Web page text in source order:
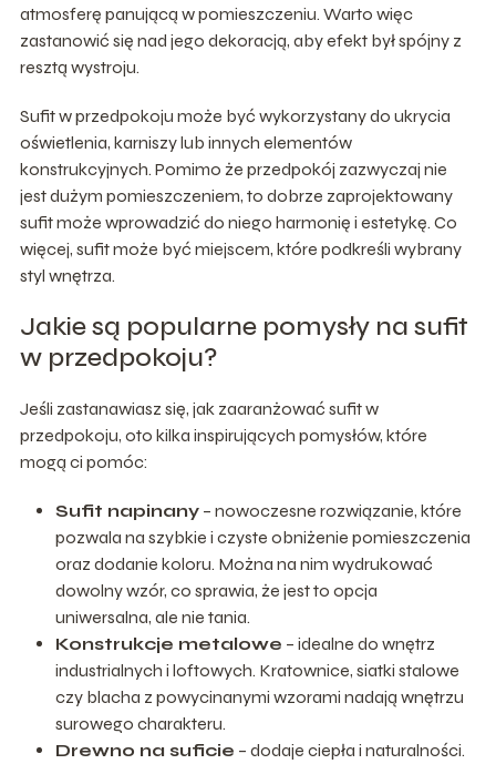
atmosferę panującą w pomieszczeniu. Warto więc
zastanowić się nad jego dekoracją, aby efekt był spójny z
resztą wystroju.
Sufit w przedpokoju może być wykorzystany do ukrycia
oświetlenia, karniszy lub innych elementów
konstrukcyjnych. Pomimo że przedpokój zazwyczaj nie
jest dużym pomieszczeniem, to dobrze zaprojektowany
sufit może wprowadzić do niego harmonię i estetykę. Co
więcej, sufit może być miejscem, które podkreśli wybrany
styl wnętrza.
Jakie są popularne pomysły na sufit
w przedpokoju?
Jeśli zastanawiasz się, jak zaaranżować sufit w
przedpokoju, oto kilka inspirujących pomysłów, które
mogą ci pomóc:
Sufit napinany– nowoczesne rozwiązanie, które
pozwala na szybkie i czyste obniżenie pomieszczenia
oraz dodanie koloru. Można na nim wydrukować
dowolny wzór, co sprawia, że jest to opcja
uniwersalna, ale nie tania.
Konstrukcje metalowe – idealne do wnętrz
industrialnych i loftowych. Kratownice, siatki stalowe
czy blacha z powycinanymi wzorami nadają wnętrzu
surowego charakteru.
Drewno na suficie – dodaje ciepła i naturalności.